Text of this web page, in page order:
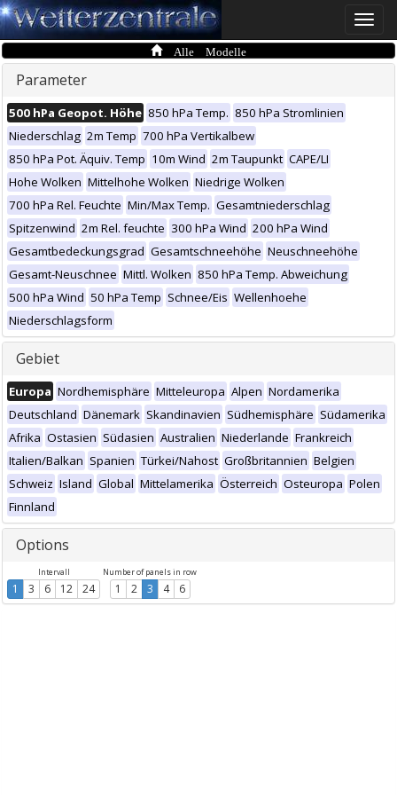
Toggle
Alle Modelle
Parameter
500 hPa Geopot. Höhe 850 hPa Temp. 850 hPa Stromlinien
Niederschlag 2m Temp 700 hPa Vertikalbew
850 hPa Pot. Äquiv. Temp 10m Wind 2m Taupunkt CAPE/LI
Hohe Wolken Mittelhohe Wolken Niedrige Wolken
700 hPa Rel. Feuchte Min/Max Temp. Gesamtniederschlag
Spitzenwind 2m Rel. feuchte 300 hPa Wind 200 hPa Wind
Gesamtbedeckungsgrad Gesamtschneehöhe Neuschneehöhe
Gesamt-Neuschnee Mittl. Wolken 850 hPa Temp. Abweichung
500 hPa Wind 50 hPa Temp Schnee/Eis Wellenhoehe
Niederschlagsform
Gebiet
Europa Nordhemisphäre Mitteleuropa Alpen Nordamerika
Deutschland Dänemark Skandinavien Südhemisphäre Südamerika
Afrika Ostasien Südasien Australien Niederlande Frankreich
Italien/Balkan Spanien Türkei/Nahost Großbritannien Belgien
Schweiz Island Global Mittelamerika Österreich Osteuropa Polen
Finnland
Options
Intervall
1 3 6 12 24
Number of panels in row
1 2 3 4 6